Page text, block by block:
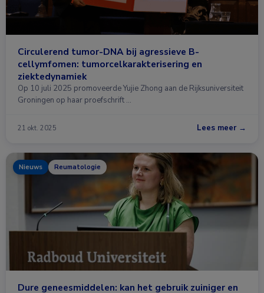
Circulerend tumor-DNA bij agressieve B-
cellymfomen: tumorcelkarakterisering en
ziektedynamiek
Op 10 juli 2025 promoveerde Yujie Zhong aan de Rijksuniversiteit
Groningen op haar proefschrift …
21 okt. 2025 Lees meer →
Nieuws Reumatologie
Dure geneesmiddelen: kan het gebruik zuiniger en